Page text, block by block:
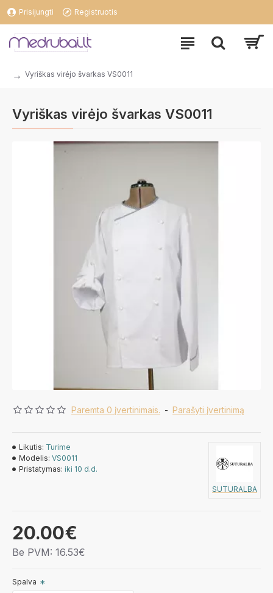
Prisijungti Registruotis
Vyriškas virėjo švarkas VS0011
Vyriškas virėjo švarkas VS0011
Paremta 0 įvertinimais. - Parašyti įvertinimą
20.00€
Be PVM: 16.53€
Likutis: Turime
Modelis: VS0011
Pristatymas: iki 10 d.d.
SUTURALBA
Spalva